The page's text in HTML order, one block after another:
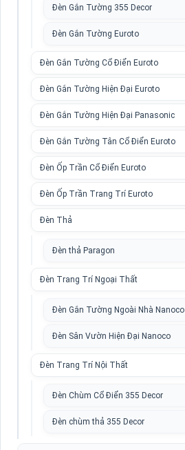
Đèn Gắn Tường 355 Decor
Đèn Gắn Tường Euroto
Đèn Gắn Tường Cổ Điển Euroto
Đèn Gắn Tường Hiện Đại Euroto
Đèn Gắn Tường Hiện Đại Panasonic
Đèn Gắn Tường Tân Cổ Điển Euroto
Đèn Ốp Trần Cổ Điển Euroto
Đèn Ốp Trần Trang Trí Euroto
Đèn Thả
Đèn thả Paragon
Đèn Trang Trí Ngoại Thất
Đèn Gắn Tường Ngoài Nhà Nanoco
Đèn Sân Vườn Hiện Đại Nanoco
Đèn Trang Trí Nội Thất
Đèn Chùm Cổ Điển 355 Decor
Đèn chùm thả 355 Decor